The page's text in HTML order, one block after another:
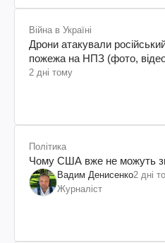
Війна в Україні
Дрони атакували
пожежа на НПЗ (фото,
2 дні тому
Політика
Чому США вже не можуть
Вадим Денисенко2 дні
Журналіст